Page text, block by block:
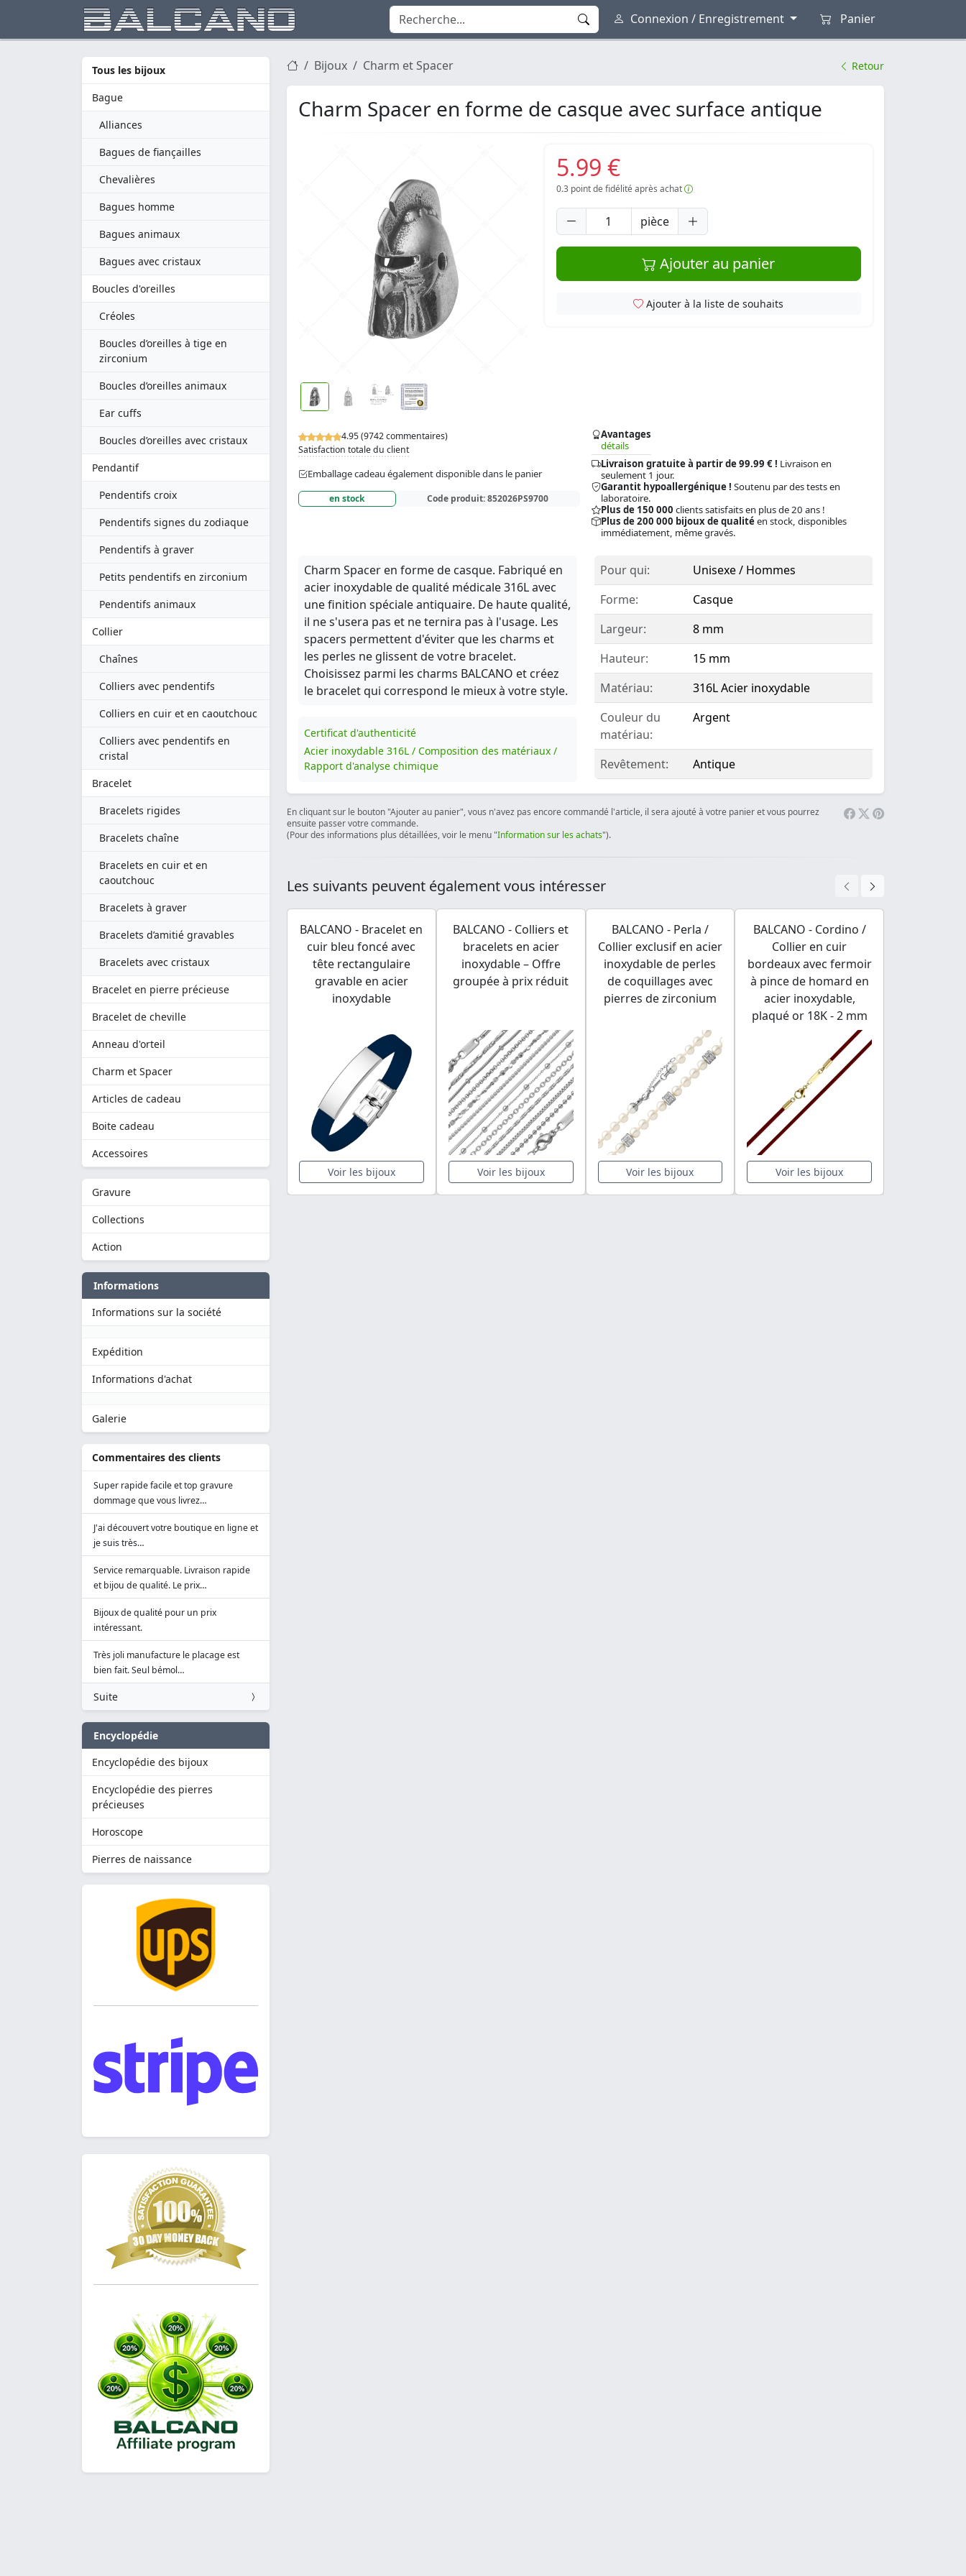
Connexion / Enregistrement Panier
Tous les bijoux
Bague
Alliances
Bagues de fiançailles
Chevalières
Bagues homme
Bagues animaux
Bagues avec cristaux
Boucles d'oreilles
Créoles
Boucles d’oreilles à tige en
zirconium
Boucles d’oreilles animaux
Ear cuffs
Boucles d’oreilles avec cristaux
Pendantif
Pendentifs croix
Pendentifs signes du zodiaque
Pendentifs à graver
Petits pendentifs en zirconium
Pendentifs animaux
Collier
Chaînes
Colliers avec pendentifs
Colliers en cuir et en caoutchouc
Colliers avec pendentifs en
cristal
Bracelet
Bracelets rigides
Bracelets chaîne
Bracelets en cuir et en
caoutchouc
Bracelets à graver
Bracelets d’amitié gravables
Bracelets avec cristaux
Bracelet en pierre précieuse
Bracelet de cheville
Anneau d'orteil
Charm et Spacer
Articles de cadeau
Boite cadeau
Accessoires
Gravure
Collections
Action
Informations
Informations sur la société
Expédition
Informations d'achat
Galerie
Commentaires des clients
Super rapide facile et top gravure
dommage que vous livrez…
J'ai découvert votre boutique en ligne et
je suis très…
Service remarquable. Livraison rapide
et bijou de qualité. Le prix…
Bijoux de qualité pour un prix
intéressant.
Très joli manufacture le placage est
bien fait. Seul bémol…
Suite
Encyclopédie
Encyclopédie des bijoux
Encyclopédie des pierres
précieuses
Horoscope
Pierres de naissance
Bijoux Charm et Spacer Retour
Charm Spacer en forme de casque avec surface antique
4.95 (9742 commentaires)
Satisfaction totale du client
Emballage cadeau également disponible dans le panier
en stock Code produit:852026PS9700
Avantages
détails
Livraison gratuite à partir de 99.99 € ! Livraison en
seulement 1 jour.
Garantit hypoallergénique ! Soutenu par des tests en
laboratoire.
Plus de 150 000 clients satisfaits en plus de 20 ans !
Plus de 200 000 bijoux de qualitéen stock, disponibles
immédiatement, même gravés.
5.99 €
0.3point de fidélité après achat
pièce
Ajouter au panier
Ajouter à la liste de souhaits
Charm Spacer en forme de casque. Fabriqué en
acier inoxydable de qualité médicale 316L avec
une finition spéciale antiquaire. De haute qualité,
il ne s'usera pas et ne ternira pas à l'usage. Les
spacers permettent d'éviter que les charms et
les perles ne glissent de votre bracelet.
Choisissez parmi les charms BALCANO et créez
le bracelet qui correspond le mieux à votre style.
Certificat d'authenticité
Acier inoxydable 316L / Composition des matériaux /
Rapport d'analyse chimique
Pour qui:
Unisexe / Hommes
Forme:
Casque
Largeur:
8 mm
Hauteur:
15 mm
Matériau:
316L Acier inoxydable
Couleur du
matériau:
Argent
Revêtement: Antique
En cliquant sur le bouton "Ajouter au panier", vous n'avez pas encore commandé l'article, il sera ajouté à votre panier et vous pourrez
ensuite passer votre commande.
(Pour des informations plus détaillées, voir le menu "Information sur les achats").
Les suivants peuvent également vous intéresser
BALCANO - Bracelet en
cuir bleu foncé avec
tête rectangulaire
gravable en acier
inoxydable
Voir les bijoux
BALCANO - Colliers et
bracelets en acier
inoxydable – Offre
groupée à prix réduit
Voir les bijoux
BALCANO - Perla /
Collier exclusif en acier
inoxydable de perles
de coquillages avec
pierres de zirconium
Voir les bijoux
BALCANO - Cordino /
Collier en cuir
bordeaux avec fermoir
à pince de homard en
acier inoxydable,
plaqué or 18K - 2 mm
Voir les bijoux